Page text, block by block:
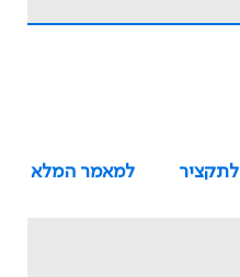
לתקציר
למאמר המלא